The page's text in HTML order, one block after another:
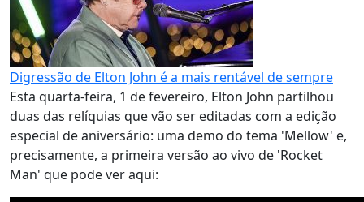
Digressão de Elton John é a mais rentável de sempre
Esta quarta-feira, 1 de fevereiro, Elton John partilhou
duas das relíquias que vão ser editadas com a edição
especial de aniversário: uma demo do tema 'Mellow' e,
precisamente, a primeira versão ao vivo de 'Rocket
Man' que pode ver aqui: